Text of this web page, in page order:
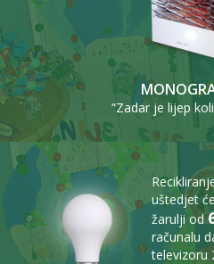
“Zadar je lijep
uštedjet
žarulji od
računalu
televizoru